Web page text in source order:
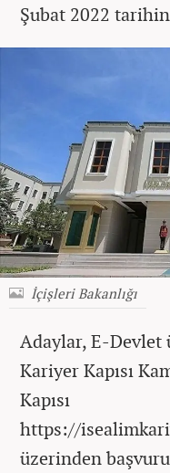
Şubat 2022
İçişleri Bakanlığı
Adaylar, E-Devlet
Kariyer Kapısı
Kapısı
https://
üzerinden